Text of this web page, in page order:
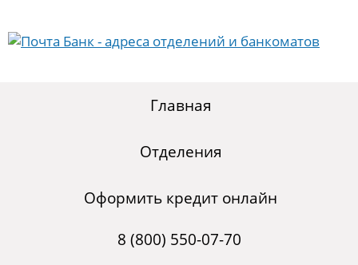
Главная
Отделения
Оформить кредит онлайн
8 (800) 550-07-70